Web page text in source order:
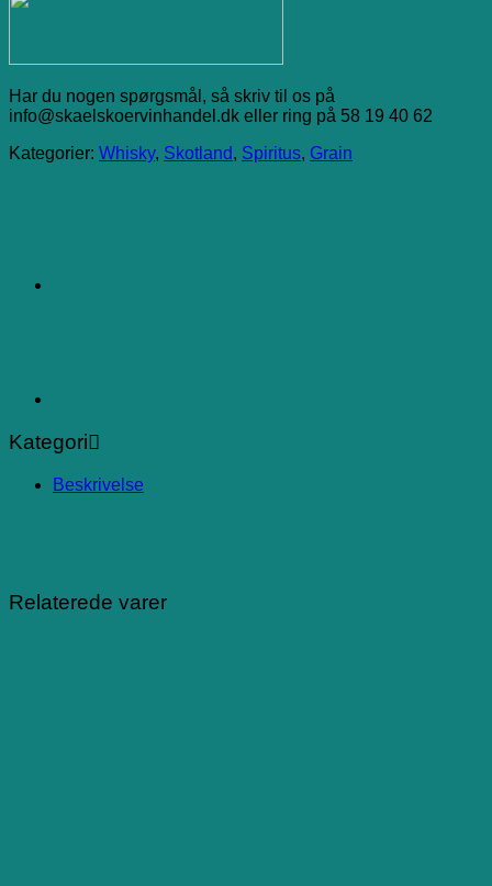
Har du nogen spørgsmål, så skriv til os på
info@skaelskoervinhandel.dk eller ring på 58 19 40 62
Kategorier: Whisky, Skotland, Spiritus, Grain
Kategori
Beskrivelse
Relaterede varer